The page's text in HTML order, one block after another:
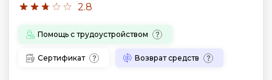
2.8
Помощь с трудоустройством
Сертификат Возврат средств